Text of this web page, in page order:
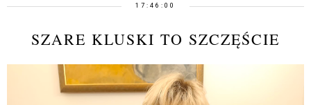
17:46:00
SZARE KLUSKI TO SZCZĘŚCIE